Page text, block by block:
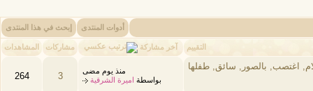
أدوات المنتدى إبحث في هذا المنتدى
التقييم آخر مشاركة مشاركات المشاهدات
منذ يوم مضى
بواسطة اميرة الشرقية 3
264